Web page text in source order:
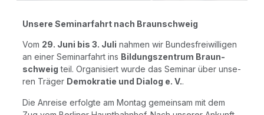
Unse­re Semi­nar­fahrt nach Braunschweig
Vom 29. Juni bis 3. Juli nah­men wir Bun­des­frei­wil­li­gen
an einer Semi­nar­fahrt ins Bil­dungs­zen­trum Braun­
schweig teil. Orga­ni­siert wur­de das Semi­nar über unse­
ren Trä­ger Demo­kra­tie und Dia­log e. V..
Die Anrei­se erfolg­te am Mon­tag gemein­sam mit dem